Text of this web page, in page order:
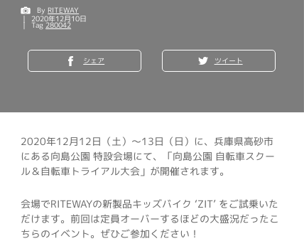
By RITEWAY
2020年12月10日
Tag 280042
シェア ツイート
2020年12月12日（土）～13日（日）に、兵庫県高砂市
にある向島公園 特設会場にて、「向島公園 自転車スクー
ル＆自転車トライアル大会」が開催されます。
会場でRITEWAYの新製品キッズバイク ‘ZIT’ をご試乗いた
だけます。前回は定員オーバーするほどの大盛況だったこ
ちらのイベント。ぜひご参加ください！